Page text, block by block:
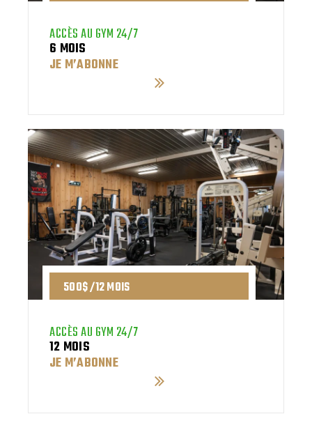
ACCÈS AU GYM 24/7
6 MOIS
JE M’ABONNE
500$ /12 MOIS
ACCÈS AU GYM 24/7
12 MOIS
JE M’ABONNE